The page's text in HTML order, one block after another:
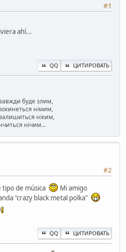
#1
ahí...
QQ ЦИТИРОВАТЬ
буде злим,
німим,
ніким,
нічим...
#2
tipo de música
Mi amigo
"crazy black metal polka"
QQ ЦИТИРОВАТЬ